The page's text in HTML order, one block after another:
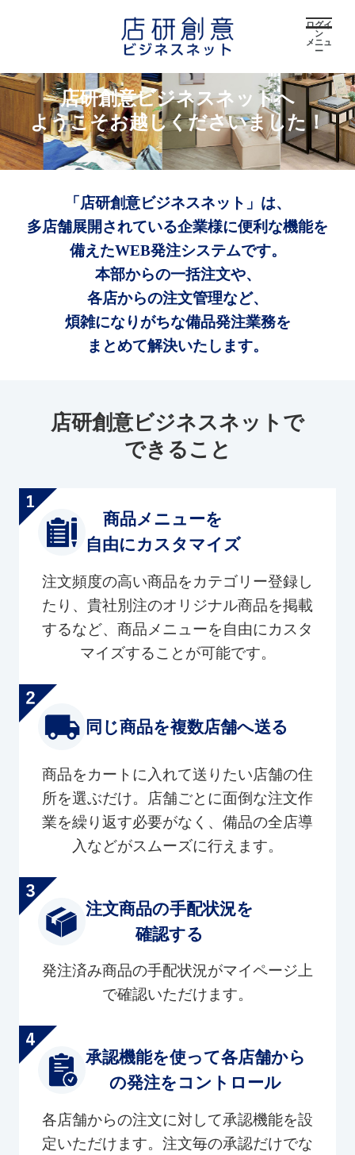
ログイ
ン
メニュ
ー
店研創意ビジネスネットへ
ようこそお越しくださいました！
「店研創意ビジネスネット」は、
多店舗展開されている企業様に便利な機能を
備えたWEB発注システムです。
本部からの一括注文や、
各店からの注文管理など、
煩雑になりがちな備品発注業務を
まとめて解決いたします。
店研創意ビジネスネットで
できること
商品メニューを
自由にカスタマイズ
注文頻度の高い商品をカテゴリー登録し
たり、貴社別注のオリジナル商品を掲載
するなど、商品メニューを自由にカスタ
マイズすることが可能です。
同じ商品を複数店舗へ送る
商品をカートに入れて送りたい店舗の住
所を選ぶだけ。店舗ごとに面倒な注文作
業を繰り返す必要がなく、備品の全店導
入などがスムーズに行えます。
注文商品の手配状況を
確認する
発注済み商品の手配状況がマイページ上
で確認いただけます。
承認機能を使って各店舗から
の発注をコントロール
各店舗からの注文に対して承認機能を設
定いただけます。注文毎の承認だけでな